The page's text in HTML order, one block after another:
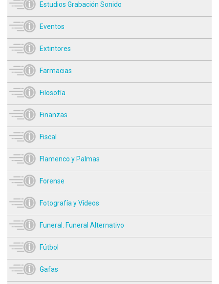
Estudios Grabación Sonido
Eventos
Extintores
Farmacias
Filosofía
Finanzas
Fiscal
Flamenco y Palmas
Forense
Fotografía y Vídeos
Funeral. Funeral Alternativo
Fútbol
Gafas